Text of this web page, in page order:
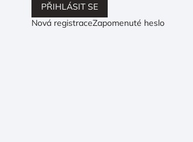
PŘIHLÁSIT SE
Nová registraceZapomenuté heslo